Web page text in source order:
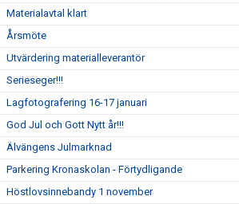
Materialavtal klart
Årsmöte
Utvärdering materialleverantör
Serieseger!!!
Lagfotografering 16-17 januari
God Jul och Gott Nytt år!!!
Älvängens Julmarknad
Parkering Kronaskolan - Förtydligande
Höstlovsinnebandy 1 november